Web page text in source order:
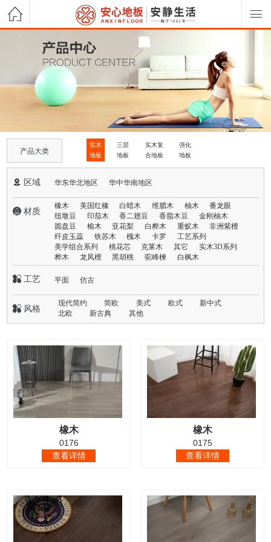
产品大类
实木
地板
三层
地板
实木复
合地板
强化
地板
 区域 华东华北地区 华中华南地区
 材质
橡木 美国红橡 白蜡木 维腊木 柚木
番龙眼
纽墩豆
印茄木 香二翅豆 香脂木豆
金刚柚木
圆盘豆
榆木 亚花梨 白桦木 重蚁木
非洲紫檀
纤皮玉蕊
铁苏木 槐木 卡罗
工艺系列
美学组合系列
桃花芯 克莱木 其它
实木3D系列
桦木
龙凤檀 黑胡桃 驼峰楝 白枫木
 工艺 平面 仿古
 风格
现代简约 简欧 美式 欧式
新中式
北欧
新古典 其他
橡木
0176
查看详情
橡木
0175
查看详情